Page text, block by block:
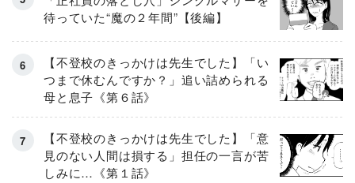
待っていた“魔の２年間”【後編】
【不登校のきっかけは先生でした】「い
つまで休むんですか？」追い詰められる
母と息子《第６話》
【不登校のきっかけは先生でした】「意
見のない人間は損する」担任の一言が苦
しみに…《第１話》